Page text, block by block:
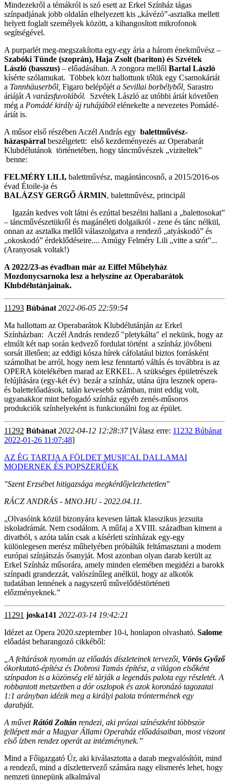
Mindezekről a témákról is szó esett az Erkel Színház tágas
színpadjának jobb oldalán elhelyezett kis „kávézó”-asztalka mellett
helyett foglalt személyek között, a kihangosított mikrofonok
segítségével.
A purparlét meg-megszakította egy-egy ária a három énekművész –
Szabóki Tünde (szoprán), Haja Zsolt (bariton) és Szvétek
László (basszus) – előadásában. A zongora mellől Bartal László
kísérte szólamukat. Többek közt hallottunk tőlük egy Csarnokáriát
a Tannhäuserből, Figaro belépőjét a Sevillai borbélyből, Sarastro
áriáját A varázsfuvolából. Szvétek László az utóbbi áriát követően
még a Pomádé király új ruhájából elénekelte a nevezetes Pomádé-
áriát is.
A műsor első részében Aczél András egy balettművész-
házaspárral beszélgetett: első kezdeményezés az Operabarát
Klubdélutánok történetében, hogy táncművészek „viziteltek”
benne:
FELMÉRY LILI, balettművész, magántáncosnő, a 2015/2016-os
évad Étoile-ja és
BALÁZSY GERGŐ ÁRMIN, balettművész, principál
Igazán kedves volt látni és ezúttal beszélni hallani a „balettosokat”
– táncművészetükről és magánéleti dolgaikról - zene és tánc nélkül,
onnan az asztalka mellől válaszolgatva a rendező „atyáskodó” és
„okoskodó” érdeklődéseire.... Amúgy Felméry Lili „vitte a szót”...
(Aranyosak voltak!)
A 2022/23-as évadban már az Eiffel Műhelyház
Mozdonycsarnoka lesz a helyszíne az Operabarátok
Klubdélutánjainak.
11293 Búbánat 2022-06-05 22:59:54
Ma hallottam az Operabarátok Klubdélutánján az Erkel
Színházban: Aczél András rendező "pletykálta" el nekünk, hogy az
elmúlt két nap során kedvező fordulat történt a színház jövőbeni
sorsát illetően; az eddigi kósza hírek cáfolatául biztos forrásként
számolhat be arról, hogy nem lesz fenntartó váltás és továbbra is az
OPERA kötelékében marad az ERKEL. A szükséges épületrészek
felújítására (egy-két év) bezár a színház, utána újra lesznek opera-
és balettelőadások, talán kevesebb számban, mint eddig volt,
ugyanakkor mint befogadó színház egyéb zenés-műsoros
produkciók színhelyeként is funkcionálni fog az épület.
11292 Búbánat 2022-04-12 12:28:37[Válasz erre: 11232 Búbánat
2022-01-26 11:07:48]
AZ ÉG TARTJA A FÖLDET MUSICAL DALLAMAI
MODERNEK ÉS POPSZERŰEK
"Szent Erzsébet hitigazsága megkérdőjelezhetetlen"
RÁCZ ANDRÁS - MNO.HU - 2022.04.11.
„Olvasóink közül bizonyára kevesen láttak klasszikus jezsuita
iskoladrámát. Nem csodálom. A műfaj a XVIII. században kiment a
divatból, s azóta talán csak a kísérleti színházak egy-egy
különlegesen merész műhelyében próbálták feltámasztani a modern
európai színjátszás ősanyját. Most azonban olyan darab került az
Erkel Színház műsorára, amely minden elemében megidézi a barokk
színpadi grandezzát, valószínűleg anélkül, hogy az alkotók
tudatában lennének a nagyszerű művelődéstörténeti
előzményeknek.”
11291 joska141 2022-03-14 19:42:21
Idézet az Opera 2020.szeptember 10-i, honlapon olvasható. Salome
előadást beharangozó cikkéből:
„A feltárások nyomán az előadás díszleteinek tervezői, Vörös Győző
ókorkutató-építész és Dobrosi Tamás építész, a világon elsőként
színpadon is a közönség elé tárják a legendás palota egy részletét. A
robbantott metszetben a dór oszlopok és azok koronázó tagozatai
1:1 arányban idézik meg a királyi palota tróntermének egy
darabját.
A művet Rátóti Zoltán rendezi, aki prózai színészként többször
fellépett már a Magyar Állami Operaház előadásaiban, most viszont
első ízben rendez operát az intézménynek.”
Mind a Főigazgató Úr, aki kiválasztotta a darab megvalósítóit, mind
a rendező, mind a díszlettervező számára nagy elismerés lehet, hogy
nemzeti ünnepünk alkalmával